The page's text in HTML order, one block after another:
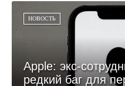
НОВОСТЬ
Apple: экс-
редкий баг для